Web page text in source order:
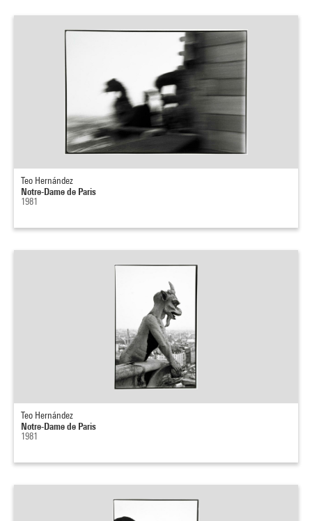
Teo Hernández
Notre-Dame de Paris
1981
Teo Hernández
Notre-Dame de Paris
1981